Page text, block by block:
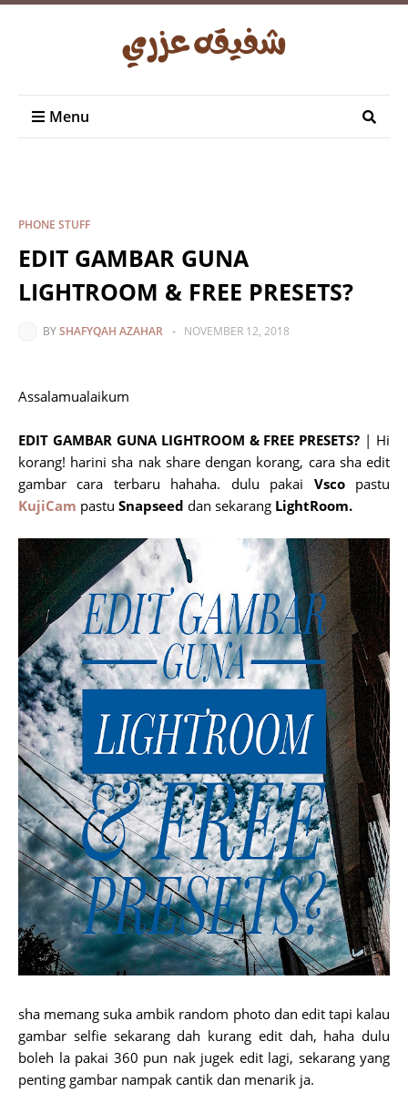
Menu
PHONE STUFF
EDIT GAMBAR GUNA
LIGHTROOM & FREE PRESETS?
BYSHAFYQAH AZAHAR - NOVEMBER 12, 2018
Assalamualaikum
EDIT GAMBAR GUNA LIGHTROOM & FREE PRESETS? | Hi
korang! harini sha nak share dengan korang, cara sha edit
gambar cara terbaru hahaha. dulu pakai Vscopastu
KujiCam pastu Snapseed dan sekarang LightRoom.
sha memang suka ambik random photo dan edit tapi kalau
gambar selfie sekarang dah kurang edit dah, haha dulu
boleh la pakai 360 pun nak jugek edit lagi, sekarang yang
penting gambar nampak cantik dan menarik ja.